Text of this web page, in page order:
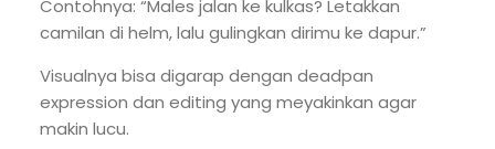
Contohnya: “Males jalan ke kulkas? Letakkan
camilan di helm, lalu gulingkan dirimu ke dapur.”
Visualnya bisa digarap dengan deadpan
expression dan editing yang meyakinkan agar
makin lucu.